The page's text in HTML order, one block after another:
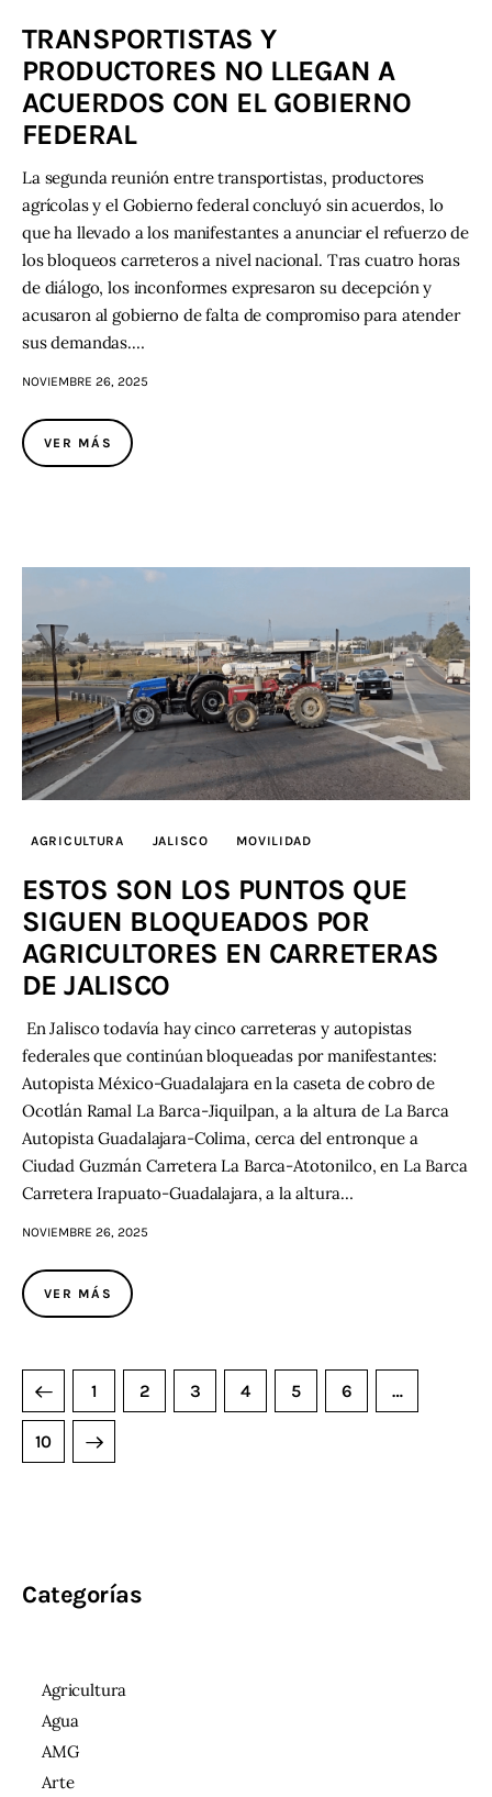
TRANSPORTISTAS Y
PRODUCTORES NO LLEGAN A
ACUERDOS CON EL GOBIERNO
FEDERAL
La segunda reunión entre transportistas, productores
agrícolas y el Gobierno federal concluyó sin acuerdos, lo
que ha llevado a los manifestantes a anunciar el refuerzo de
los bloqueos carreteros a nivel nacional. Tras cuatro horas
de diálogo, los inconformes expresaron su decepción y
acusaron al gobierno de falta de compromiso para atender
sus demandas.…
NOVIEMBRE 26, 2025
VER MÁS
AGRICULTURA JALISCO MOVILIDAD
ESTOS SON LOS PUNTOS QUE
SIGUEN BLOQUEADOS POR
AGRICULTORES EN CARRETERAS
DE JALISCO
En Jalisco todavía hay cinco carreteras y autopistas
federales que continúan bloqueadas por manifestantes:
Autopista México-Guadalajara en la caseta de cobro de
Ocotlán Ramal La Barca-Jiquilpan, a la altura de La Barca
Autopista Guadalajara-Colima, cerca del entronque a
Ciudad Guzmán Carretera La Barca-Atotonilco, en La Barca
Carretera Irapuato-Guadalajara, a la altura…
NOVIEMBRE 26, 2025
VER MÁS
1 2 3 4 5 6 …
10
Categorías
Agricultura
Agua
AMG
Arte